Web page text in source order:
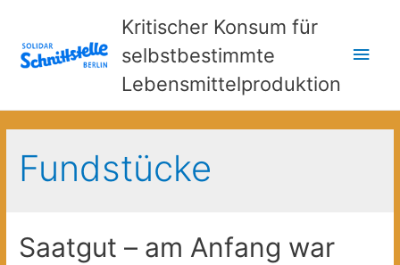
Kritischer Konsum für
selbstbestimmte
Lebensmittelproduktion
Fundstücke
Saatgut – am Anfang war